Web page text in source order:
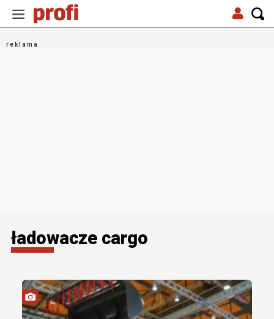
ładowacze cargo